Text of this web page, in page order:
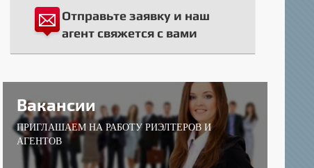
Отправьте заявку и наш
агент свяжется с вами
Вакансии
ПРИГЛАШАЕМ НА РАБОТУ РИЭЛТЕРОВ И
АГЕНТОВ